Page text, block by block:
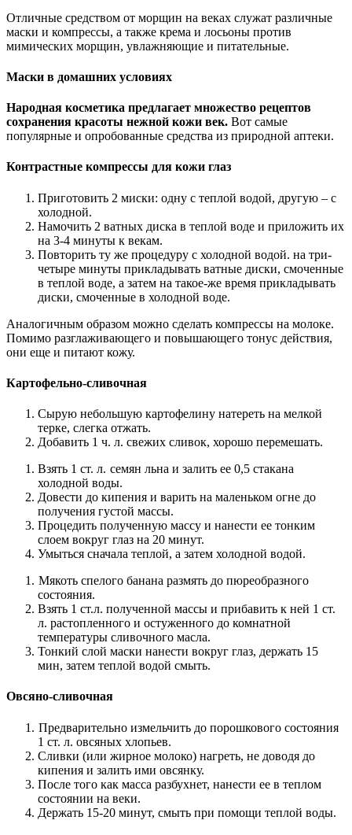
Отличные средством от морщин на веках служат различные
маски и компрессы, а также крема и лосьоны против
мимических морщин, увлажняющие и питательные.
Маски в домашних условиях
Народная косметика предлагает множество рецептов
сохранения красоты нежной кожи век. Вот самые
популярные и опробованные средства из природной аптеки.
Контрастные компрессы для кожи глаз
Приготовить 2 миски: одну с теплой водой, другую – с
холодной.
Намочить 2 ватных диска в теплой воде и приложить их
на 3-4 минуты к векам.
Повторить ту же процедуру с холодной водой. на три-
четыре минуты прикладывать ватные диски, смоченные
в теплой воде, а затем на такое-же время прикладывать
диски, смоченные в холодной воде.
Аналогичным образом можно сделать компрессы на молоке.
Помимо разглаживающего и повышающего тонус действия,
они еще и питают кожу.
Картофельно-сливочная
Сырую небольшую картофелину натереть на мелкой
терке, слегка отжать.
Добавить 1 ч. л. свежих сливок, хорошо перемешать.
Взять 1 ст. л. семян льна и залить ее 0,5 стакана
холодной воды.
Довести до кипения и варить на маленьком огне до
получения густой массы.
Процедить полученную массу и нанести ее тонким
слоем вокруг глаз на 20 минут.
Умыться сначала теплой, а затем холодной водой.
Мякоть спелого банана размять до пюреобразного
состояния.
Взять 1 ст.л. полученной массы и прибавить к ней 1 ст.
л. растопленного и остуженного до комнатной
температуры сливочного масла.
Тонкий слой маски нанести вокруг глаз, держать 15
мин, затем теплой водой смыть.
Овсяно-сливочная
Предварительно измельчить до порошкового состояния
1 ст. л. овсяных хлопьев.
Сливки (или жирное молоко) нагреть, не доводя до
кипения и залить ими овсянку.
После того как масса разбухнет, нанести ее в теплом
состоянии на веки.
Держать 15-20 минут, смыть при помощи теплой воды.